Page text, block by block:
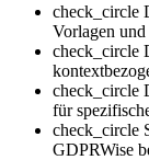
check_circle
Vorlagen
check_circle
check_circle
für
check_circle
GDPRWise